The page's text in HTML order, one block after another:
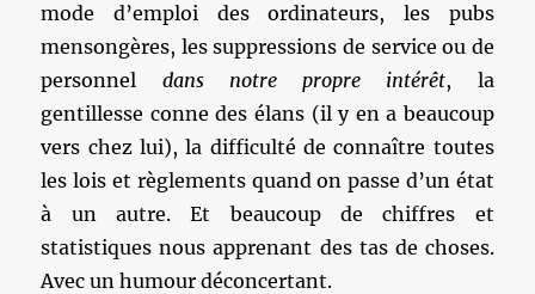
mode d’emploi des ordinateurs, les pubs
mensongères, les suppressions de service ou de
personnel dans notre propre intérêt, la
gentillesse conne des élans (il y en a beaucoup
vers chez lui), la difficulté de connaître toutes
les lois et règlements quand on passe d’un état
à un autre. Et beaucoup de chiffres et
statistiques nous apprenant des tas de choses.
Avec un humour déconcertant.